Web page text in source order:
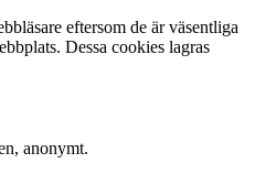
eftersom de är väsentliga
Dessa cookies lagras
anonymt.